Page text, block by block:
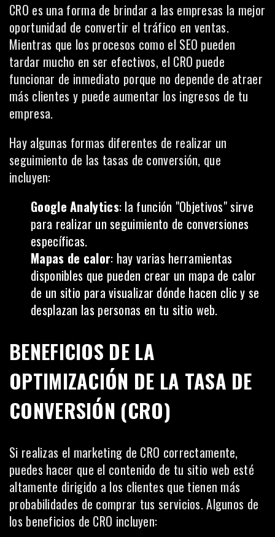
CRO es una forma de brindar a las empresas la mejor
oportunidad de convertir el tráfico en ventas.
Mientras que los procesos como el SEO pueden
tardar mucho en ser efectivos, el CRO puede
funcionar de inmediato porque no depende de atraer
más clientes y puede aumentar los ingresos de tu
empresa.
Hay algunas formas diferentes de realizar un
seguimiento de las tasas de conversión, que
incluyen:
Google Analytics: la función "Objetivos" sirve
para realizar un seguimiento de conversiones
específicas.
Mapas de calor: hay varias herramientas
disponibles que pueden crear un mapa de calor
de un sitio para visualizar dónde hacen clic y se
desplazan las personas en tu sitio web.
BENEFICIOS DE LA
OPTIMIZACIÓN DE LA TASA DE
CONVERSIÓN (CRO)
Si realizas el marketing de CRO correctamente,
puedes hacer que el contenido de tu sitio web esté
altamente dirigido a los clientes que tienen más
probabilidades de comprar tus servicios. Algunos de
los beneficios de CRO incluyen: